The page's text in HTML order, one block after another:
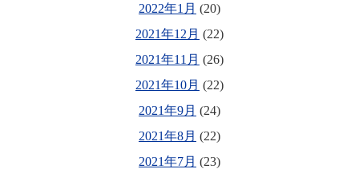
2022年1月 (20)
2021年12月 (22)
2021年11月 (26)
2021年10月 (22)
2021年9月 (24)
2021年8月 (22)
2021年7月 (23)